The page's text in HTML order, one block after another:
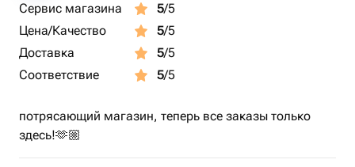
Сервис магазина 5/5
Цена/Качество
5/5
Доставка
5/5
Соответствие
5/5
потрясающий магазин, теперь все заказы только
здесь!🫶🏼